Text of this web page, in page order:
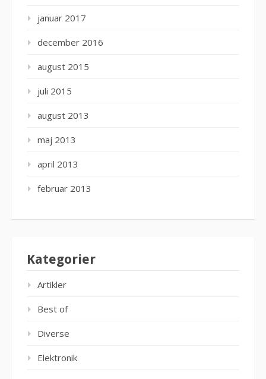
januar 2017
december 2016
august 2015
juli 2015
august 2013
maj 2013
april 2013
februar 2013
Kategorier
Artikler
Best of
Diverse
Elektronik